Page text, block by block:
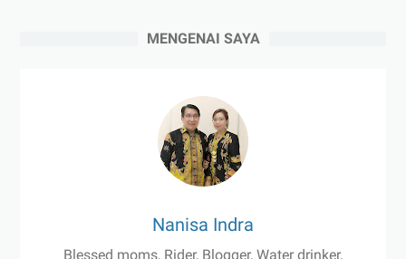
MENGENAI SAYA
Nanisa Indra
Blessed moms, Rider, Blogger, Water drinker,